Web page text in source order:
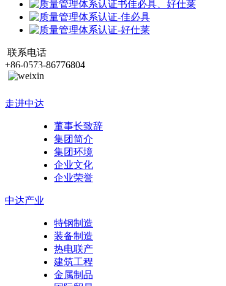
联系电话
+86-0573-86776804
走进中达
董事长致辞
集团简介
集团环境
企业文化
企业荣誉
中达产业
特钢制造
装备制造
热电联产
建筑工程
金属制品